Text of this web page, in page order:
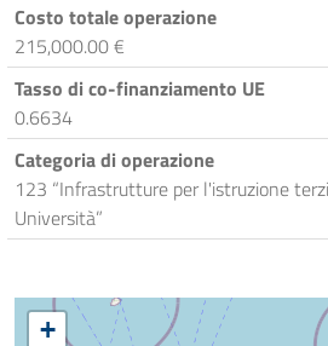
Costo totale operazione
215,000.00 €
Tasso di co-finanziamento UE
0.6634
Categoria di operazione
123 “Infrastrutture per l'istruzione
Università”
+